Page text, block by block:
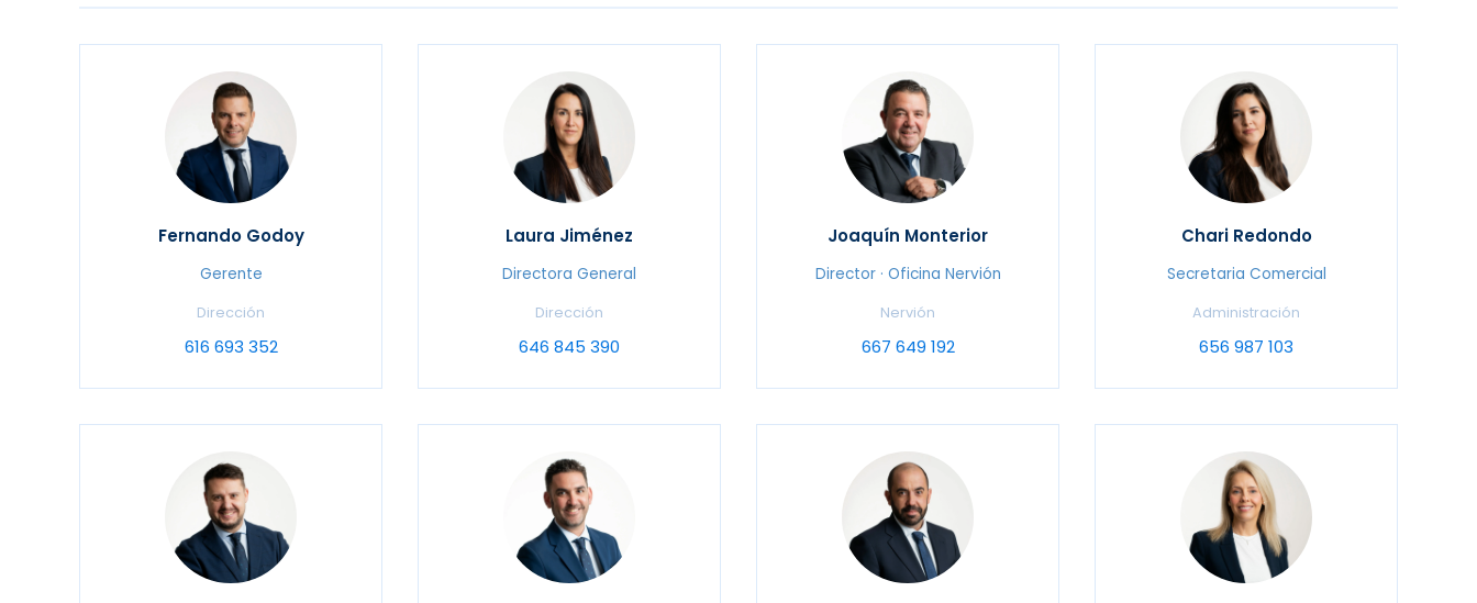
Fernando Godoy
Gerente
Dirección
616 693 352
Laura Jiménez
Directora General
Dirección
646 845 390
Joaquín Monterior
Director · Oficina Nervión
Nervión
667 649 192
Chari Redondo
Secretaria Comercial
Administración
656 987 103